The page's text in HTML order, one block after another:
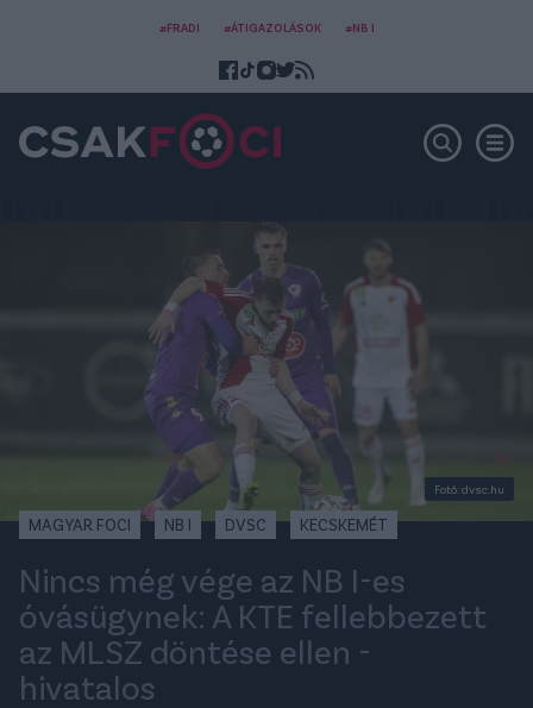
#FRADI #ÁTIGAZOLÁSOK #NB I
Fotó: dvsc.hu
MAGYAR FOCI NB I DVSC KECSKEMÉT
Nincs még vége az NB I-es
óvásügynek: A KTE fellebbezett
az MLSZ döntése ellen -
hivatalos